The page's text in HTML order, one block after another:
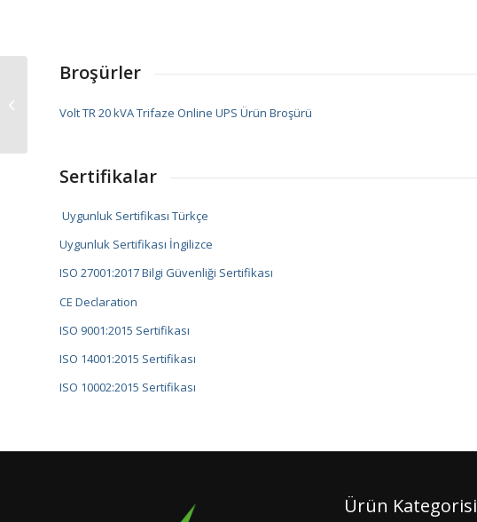
Broşürler
Volt TR 20 kVA Trifaze Online UPS Ürün Broşürü
Sertifikalar
Uygunluk Sertifikası Türkçe
Uygunluk Sertifikası İngilizce
ISO 27001:2017 Bilgi Güvenliği Sertifikası
CE Declaration
ISO 9001:2015 Sertifikası
ISO 14001:2015 Sertifikası
ISO 10002:2015 Sertifikası
Ürün Kategorisi